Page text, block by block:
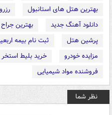
بهترین هتل های استانبول
دانلود آهنگ جدید
بهترین
پرشین هتل
ثبت نام بیمه
مزایده خودرو
خرید بلیط استخر
فروشنده مواد شیمیایی
نظر شما